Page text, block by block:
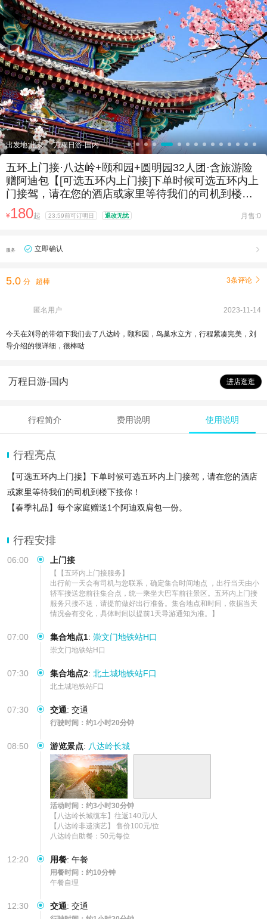
出发地:北京 万程日游-国内
五环上门接·八达岭+颐和园+圆明园32人团·含旅游险
赠阿迪包【[可选五环内上门接]下单时候可选五环内上
门接驾，请在您的酒店或家里等待我们的司机到楼下
接你！】
¥180起 23:59前可订明日 退改无忧 月售:0
服务 立即确认 
5.0 分 超棒 3条评论 
匿名用户 2023-11-14
今天在刘导的带领下我们去了八达岭，颐和园，鸟巢水立方，行程紧凑完美，刘
导介绍的很详细，很棒哒
万程日游-国内 进店逛逛
行程简介 费用说明 使用说明
行程亮点
【可选五环内上门接】下单时候可选五环内上门接驾，请在您的酒店
或家里等待我们的司机到楼下接你！
【春季礼品】每个家庭赠送1个阿迪双肩包一份。
游行程安排
06:00 上门接
【【五环内上门接服务】
出行前一天会有司机与您联系，确定集合时间地点 ，出行当天由小
轿车接送您前往集合点，统一乘坐大巴车前往景区。五环内上门接
服务只接不送，请提前做好出行准备。集合地点和时间，依据当天
情况会有变化，具体时间以提前1天导游通知为准。】
07:00 集合地点1: 崇文门地铁站H口
崇文门地铁站H口
07:30 集合地点2: 北土城地铁站F口
北土城地铁站F口
07:30 交通: 交通
行驶时间：约1小时20分钟
08:50 游览景点: 八达岭长城
活动时间：约3小时30分钟
【八达岭长城缆车】往返140元/人
【八达岭非遗演艺】 售价100元/位
八达岭自助餐：50元每位
12:20 用餐: 午餐
用餐时间：约10分钟
午餐自理
12:30 交通: 交通
